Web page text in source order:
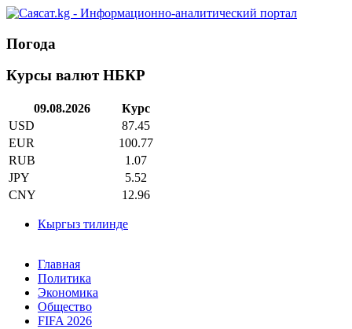
Погода
Курсы валют НБКР
09.08.2026
Курс
USD
87.45
EUR
100.77
RUB
1.07
JPY
5.52
CNY
12.96
Кыргыз тилинде
Главная
Политика
Экономика
Общество
FIFA 2026